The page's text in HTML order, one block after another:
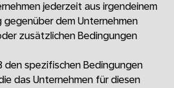
jederzeit aus irgendeinem
dem Unternehmen
zusätzlichen Bedingungen
den spezifischen Bedingungen
das Unternehmen für diesen